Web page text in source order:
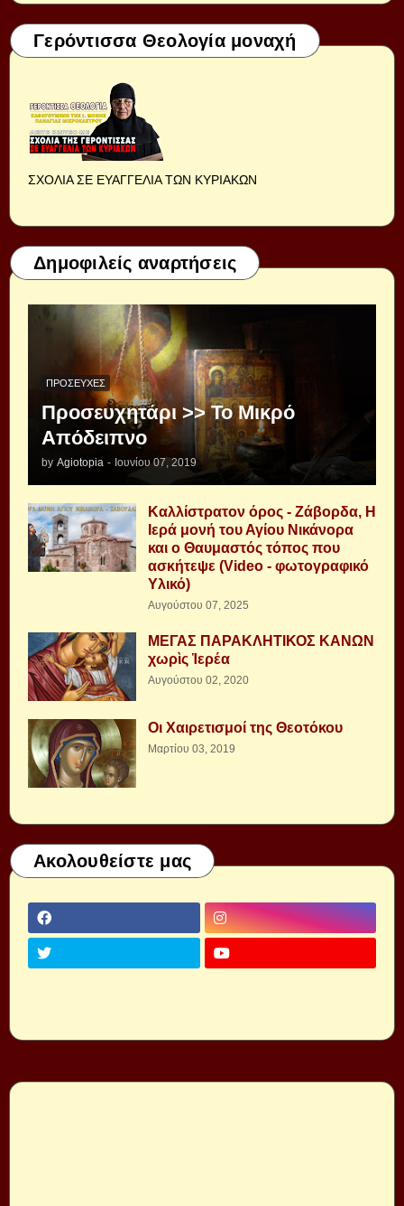
Γερόντισσα Θεολογία μοναχή
ΣΧΟΛΙΑ ΣΕ ΕΥΑΓΓΕΛΙΑ ΤΩΝ ΚΥΡΙΑΚΩΝ
Δημοφιλείς αναρτήσεις
ΠΡΟΣΕΥΧΈΣ
Προσευχητάρι >> Το Μικρό
Απόδειπνο
by Agiotopia - Ιουνίου 07, 2019
Καλλίστρατον όρος - Ζάβορδα, Η
Ιερά μονή του Αγίου Νικάνορα
και ο Θαυμαστός τόπος που
ασκήτεψε (Video - φωτογραφικό
Υλικό)
Αυγούστου 07, 2025
ΜΕΓΑΣ ΠΑΡΑΚΛΗΤΙΚΟΣ ΚΑΝΩΝ
χωρὶς Ἱερέα
Αυγούστου 02, 2020
Οι Χαιρετισμοί της Θεοτόκου
Μαρτίου 03, 2019
Ακολουθείστε μας